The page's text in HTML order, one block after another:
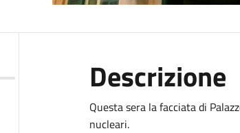
Descrizione
Questa sera la facciata di
nucleari.